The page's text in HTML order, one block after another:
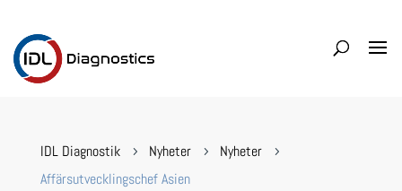
IDL Diagnostik 5 Nyheter 5 Nyheter 5
Affärsutvecklingschef Asien